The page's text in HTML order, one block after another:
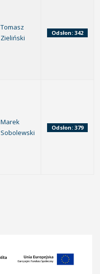
Tomasz
Zieliński
Odsłon: 342
Marek
Sobolewski
Odsłon: 379